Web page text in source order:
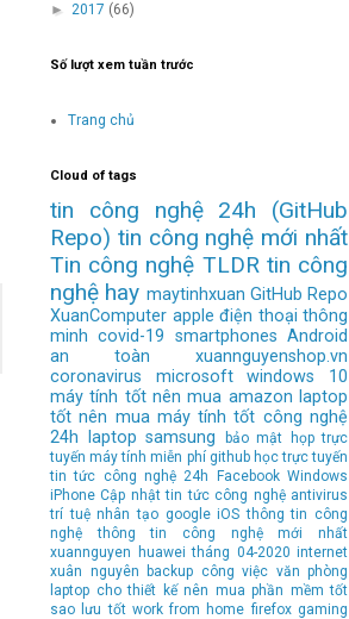
► 2017 (66)
Số lượt xem tuần trước
Trang chủ
Cloud of tags
tin công nghệ 24h
(GitHub
Repo) tin công nghệ mới nhất
Tin công nghệ TLDR tin công
nghệ hay maytinhxuan GitHub Repo
XuanComputer apple điện thoại thông
minh covid-19 smartphones Android
an toàn
xuannguyenshop.vn
coronavirus
microsoft
windows 10
máy tính tốt nên mua amazon laptop
tốt nên mua máy tính tốt công nghệ
24h
laptop samsung bảo mật
họp trực
tuyến máy tính miễn phí github học trực tuyến
tin tức công nghệ 24h
Facebook Windows
iPhone Cập nhật tin tức công nghệ antivirus
trí tuệ nhân tạo google iOS thông tin công
nghệ
thông tin công nghệ mới nhất
xuannguyen
huawei tháng 04-2020 internet
xuân nguyên
backup công việc văn phòng
laptop cho thiết kế nên mua phần mềm tốt
sao lưu tốt work from home firefox gaming